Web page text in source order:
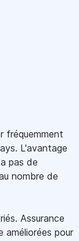
fréquemment
L'avantage
pas de
nombre de
Assurance
améliorées pour